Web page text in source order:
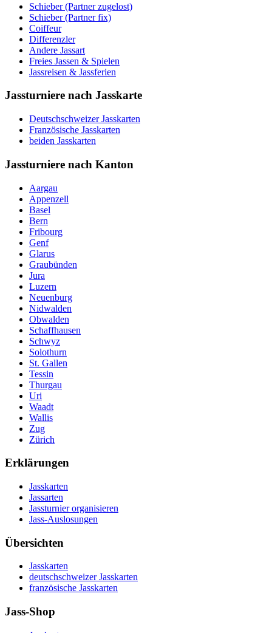
Schieber (Partner zugelost)
Schieber (Partner fix)
Coiffeur
Differenzler
Andere Jassart
Freies Jassen & Spielen
Jassreisen & Jassferien
Jassturniere nach Jasskarte
Deutschschweizer Jasskarten
Französische Jasskarten
beiden Jasskarten
Jassturniere nach Kanton
Aargau
Appenzell
Basel
Bern
Fribourg
Genf
Glarus
Graubünden
Jura
Luzern
Neuenburg
Nidwalden
Obwalden
Schaffhausen
Schwyz
Solothurn
St. Gallen
Tessin
Thurgau
Uri
Waadt
Wallis
Zug
Zürich
Erklärungen
Jasskarten
Jassarten
Jassturnier organisieren
Jass-Auslosungen
Übersichten
Jasskarten
deutschschweizer Jasskarten
französische Jasskarten
Jass-Shop